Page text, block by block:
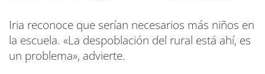
Iria reconoce que serían necesarios más niños en
la escuela. «La despoblación del rural está ahí, es
un problema», advierte.